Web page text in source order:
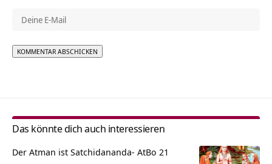
Das könnte dich auch interessieren
Der Atman ist Satchidananda- AtBo 21